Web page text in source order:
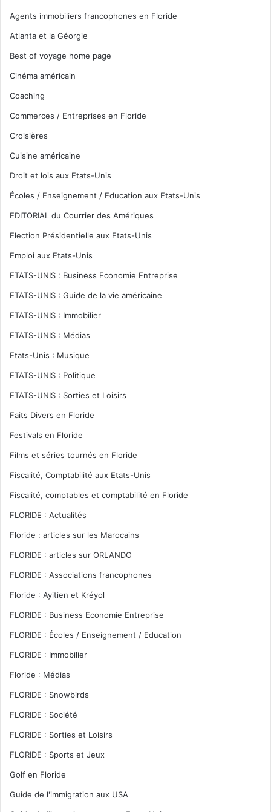
Agents immobiliers francophones en Floride
Atlanta et la Géorgie
Best of voyage home page
Cinéma américain
Coaching
Commerces / Entreprises en Floride
Croisières
Cuisine américaine
Droit et lois aux Etats-Unis
Écoles / Enseignement / Education aux Etats-Unis
EDITORIAL du Courrier des Amériques
Election Présidentielle aux Etats-Unis
Emploi aux Etats-Unis
ETATS-UNIS : Business Economie Entreprise
ETATS-UNIS : Guide de la vie américaine
ETATS-UNIS : Immobilier
ETATS-UNIS : Médias
Etats-Unis : Musique
ETATS-UNIS : Politique
ETATS-UNIS : Sorties et Loisirs
Faits Divers en Floride
Festivals en Floride
Films et séries tournés en Floride
Fiscalité, Comptabilité aux Etats-Unis
Fiscalité, comptables et comptabilité en Floride
FLORIDE : Actualités
Floride : articles sur les Marocains
FLORIDE : articles sur ORLANDO
FLORIDE : Associations francophones
Floride : Ayitien et Kréyol
FLORIDE : Business Economie Entreprise
FLORIDE : Écoles / Enseignement / Education
FLORIDE : Immobilier
Floride : Médias
FLORIDE : Snowbirds
FLORIDE : Société
FLORIDE : Sorties et Loisirs
FLORIDE : Sports et Jeux
Golf en Floride
Guide de l'immigration aux USA